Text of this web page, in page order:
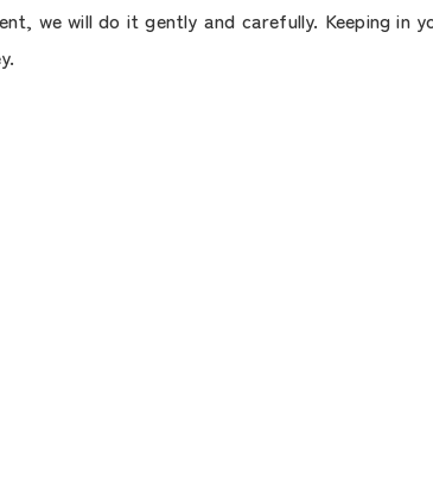
we will do it gently and carefully. Keeping in